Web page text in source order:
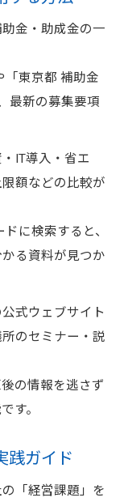
ント解説
注目の変化点
す際のポイン
令和8年の制
版の探し方
徹底ガイド
法を紹介
方実践編
し方の流れ
を絞り込む方
整理のポイ
制度を選ぶ
金・助成金の一
「東京都 補助金
最新の募集要項
IT導入・省エ
額などの比較が
に検索すると、
る資料が見つか
式ウェブサイト
のセミナー・説
の情報を逃さず
す。
践ガイド
「経営課題」を